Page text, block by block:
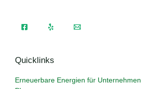
Quicklinks
Erneuerbare Energien für Unternehmen